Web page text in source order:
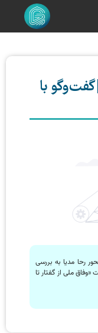
گفت‌وگو با
رحا مدیا به بررسی
ملی از گفتار تا